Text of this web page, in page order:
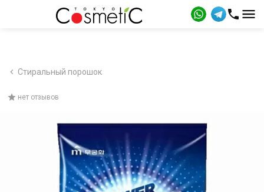
Стиральный порошок
нет отзывов